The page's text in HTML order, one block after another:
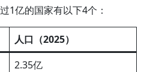
1亿的国家有以下4个：
人口（2025）
2.35亿